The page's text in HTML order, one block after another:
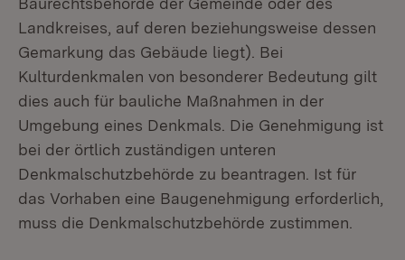
Landkreises, auf deren beziehungsweise dessen
Gemarkung das Gebäude liegt). Bei
Kulturdenkmalen von besonderer Bedeutung gilt
dies auch für bauliche Maßnahmen in der
Umgebung eines Denkmals. Die Genehmigung ist
bei der örtlich zuständigen unteren
Denkmalschutzbehörde zu beantragen. Ist für
das Vorhaben eine Baugenehmigung erforderlich,
muss die Denkmalschutzbehörde zustimmen.